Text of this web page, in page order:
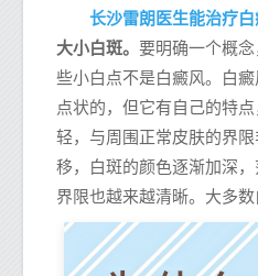
长沙雷朗医生能治疗
大小白斑。 要明确一个概
些小白点不是白癜风。白
点状的，但它有自己的特
轻，与周围正常皮肤的界
移，白斑的颜色逐渐加深
界限也越来越清晰。大多数